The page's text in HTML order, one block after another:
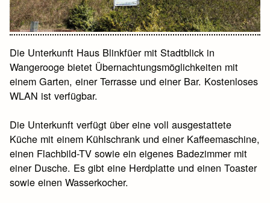
Die Unterkunft Haus Blinkfüer mit Stadtblick in
Wangerooge bietet Übernachtungsmöglichkeiten mit
einem Garten, einer Terrasse und einer Bar. Kostenloses
WLAN ist verfügbar.
Die Unterkunft verfügt über eine voll ausgestattete
Küche mit einem Kühlschrank und einer Kaffeemaschine,
einen Flachbild-TV sowie ein eigenes Badezimmer mit
einer Dusche. Es gibt eine Herdplatte und einen Toaster
sowie einen Wasserkocher.